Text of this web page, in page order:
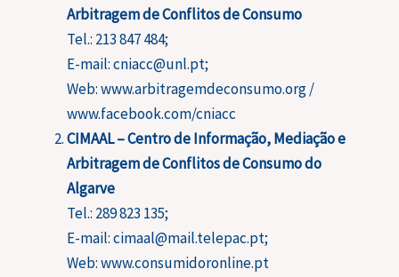
Arbitragem de Conflitos de Consumo
Tel.: 213 847 484;
E-mail: cniacc@unl.pt;
Web: www.arbitragemdeconsumo.org /
www.facebook.com/cniacc
CIMAAL – Centro de Informação, Mediação e
Arbitragem de Conflitos de Consumo do
Algarve
Tel.: 289 823 135;
E-mail: cimaal@mail.telepac.pt;
Web: www.consumidoronline.pt